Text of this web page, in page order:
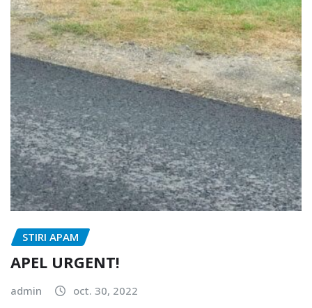
STIRI APAM
APEL URGENT!
admin oct. 30, 2022